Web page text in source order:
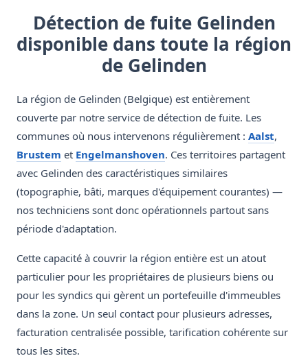
Détection de fuite Gelinden
disponible dans toute la région
de Gelinden
La région de Gelinden (Belgique) est entièrement
couverte par notre service de détection de fuite. Les
communes où nous intervenons régulièrement : Aalst,
Brustem et Engelmanshoven. Ces territoires partagent
avec Gelinden des caractéristiques similaires
(topographie, bâti, marques d'équipement courantes) —
nos techniciens sont donc opérationnels partout sans
période d'adaptation.
Cette capacité à couvrir la région entière est un atout
particulier pour les propriétaires de plusieurs biens ou
pour les syndics qui gèrent un portefeuille d'immeubles
dans la zone. Un seul contact pour plusieurs adresses,
facturation centralisée possible, tarification cohérente sur
tous les sites.